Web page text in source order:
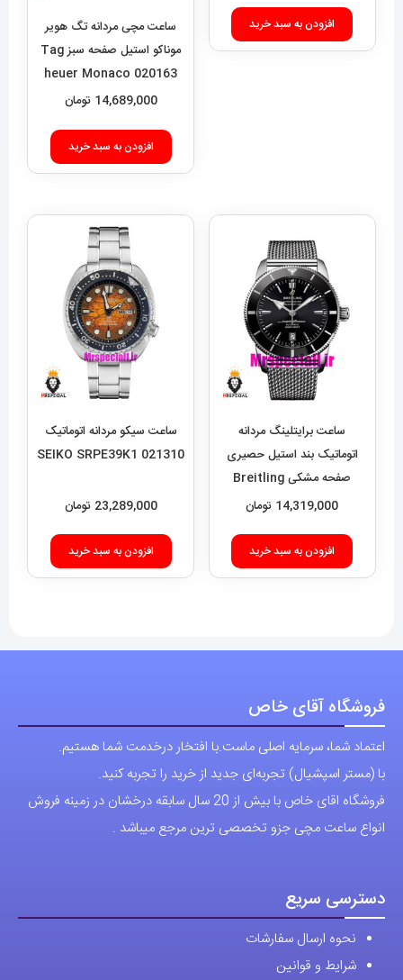
افزودن به سبد خرید
ساعت مچی مردانه تگ هویر
موناکو استیل صفحه سبز Tag
heuer Monaco 020163
14,689,000 تومان
افزودن به سبد خرید
ساعت برایتلینگ مردانه
اتوماتیک بند استیل حصیری
صفحه مشکی Breitling
Super Ocean 020955
14,319,000 تومان
افزودن به سبد خرید
ساعت سیکو مردانه اتوماتیک
021310 SEIKO SRPE39K1
23,289,000 تومان
افزودن به سبد خرید
فروشگاه آقای خاص
اعتماد شما، سرمایه اصلی ماست.با افتخار درخدمت شما هستیم.
با (مستر اسپشیال) تجربه‌ای جدید از خرید را تجربه کنید.
فروشگاه اقای خاص با بیش از 20 سال سابقه درخشان در زمینه فروش
انواع ساعت مچی جزو تخصصی ترین مرجع میباشد .
دسترسی سریع
نحوه ارسال سفارشات
شرایط و قوانین